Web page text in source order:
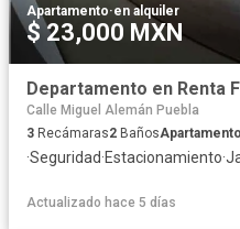
Apartamento·en alquiler
$ 23,000 MXN
Departamento en Renta
Calle Miguel Alemán Puebla
3 Recámaras2 BañosApartamento
·Seguridad·Estacionamiento·
Actualizado hace 5 días